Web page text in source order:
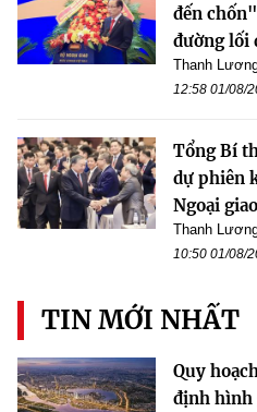
đến
đường lối
Thanh
12:58 01/08/
Tổng Bí
dự phiên
Ngoại
Thanh
10:50 01/08/
TIN MỚI NHẤT
Quy
định hình